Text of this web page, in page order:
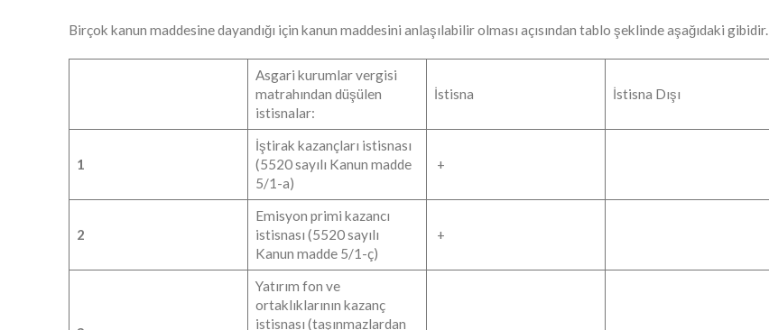
Birçok kanun maddesine dayandığı için kanun maddesini anlaşılabilir olması açısından tablo şeklinde aşağıdaki gibidir.
Asgari kurumlar vergisi
matrahından düşülen
istisnalar:
İstisna İstisna Dışı
1
İştirak kazançları istisnası
(5520 sayılı Kanun madde
5/1-a)
+
2
Emisyon primi kazancı
istisnası (5520 sayılı
Kanun madde 5/1-ç)
+
Yatırım fon ve
ortaklıklarının kazanç
istisnası (taşınmazlardan